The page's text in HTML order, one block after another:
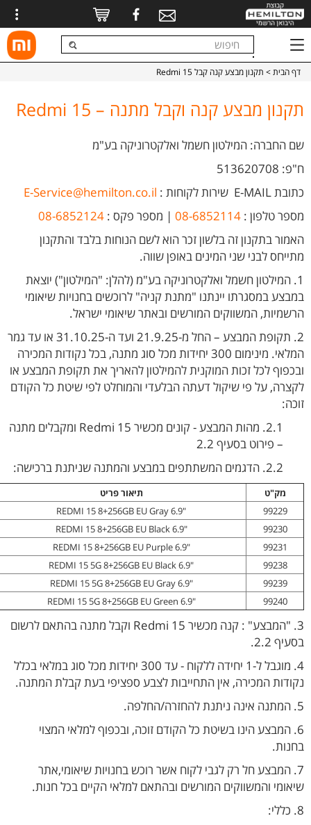
דף הבית> תקנון מבצע קנה קבל Redmi 15
תקנון מבצע קנה וקבל מתנה – Redmi 15
שם החברה: המילטון חשמל ואלקטרוניקה בע"מ
ח"פ: 513620708
כתובת E-MAIL
שירות לקוחות :
E-Service@hemilton.co.il
מספר טלפון : 08-6852114 | מספר פקס : 08-6852124
האמור בתקנון זה בלשון זכר הוא לשם הנוחות בלבד והתקנון
מתייחס לבני שני המינים באופן שווה.
1. המילטון חשמל ואלקטרוניקה בע"מ (להלן: "המילטון") יוצאת
במבצע במסגרתו יינתנו "מתנת קניה" לרוכשים בחנויות שיאומי
הרשמיות, המשווקים המורשים ובאתר שיאומי ישראל.
2. תקופת המבצע – החל מ-21.9.25 ועד ה-31.10.25 או עד גמר
המלאי. מינימום 300 יחידות מכל סוג מתנה, בכל נקודות המכירה
ובכפוף לכל זכות המוקנית להמילטון להאריך את תקופת המבצע או
לקצרה, על פי שיקול דעתה הבלעדי והמוחלט לפי שיטת כל הקודם
זוכה:
2.1. מהות המבצע - קונים מכשיר Redmi 15 ומקבלים מתנה
– פירוט בסעיף 2.2
2.2. הדגמים המשתתפים במבצע והמתנה שניתנת ברכישה:
מק"ט
תיאור פריט
99229
"REDMI 15 8+256GB EU Gray 6.9
99230
"REDMI 15 8+256GB EU Black 6.9
99231
"REDMI 15 8+256GB EU Purple 6.9
99238
"REDMI 15 5G 8+256GB EU Black 6.9
99239
"REDMI 15 5G 8+256GB EU Gray 6.9
99240
"REDMI 15 5G 8+256GB EU Green 6.9
3. "המבצע" : קנה מכשיר Redmi 15 וקבל מתנה בהתאם לרשום
בסעיף 2.2.
4. מוגבל ל-1 יחידה ללקוח - עד 300 יחידות מכל סוג במלאי בכלל
נקודות המכירה, אין התחייבות לצבע ספציפי בעת קבלת המתנה.
5. המתנה אינה ניתנת להחזרה/החלפה.
6. המבצע הינו בשיטת כל הקודם זוכה, ובכפוף למלאי המצוי
בחנות.
7. המבצע חל רק לגבי לקוח אשר רוכש בחנויות שיאומי,אתר
שיאומי והמשווקים המורשים ובהתאם למלאי הקיים בכל חנות.
8. כללי: